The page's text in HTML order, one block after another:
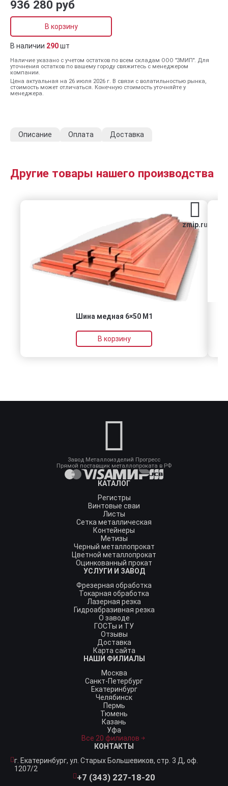
936 280 руб
В корзину
В наличии 290шт
Наличие указано с учетом остатков по всем складам ООО "ЗМИП". Для
уточнения остатков по вашему городу свяжитесь с менеджером
компании.
Цена актуальная на 26 июля 2026 г. В связи с волатильностью рынка,
стоимость может отличаться. Конечную стоимость уточняйте у
менеджера.
Описание Оплата Доставка
Другие товары нашего производства
zmip.ru
Шина медная 6×50 М1
В корзину
Завод Металлоизделий Прогресс
Прямой поставщик металлопроката в РФ
КАТАЛОГ
Регистры
Винтовые сваи
Листы
Сетка металлическая
Контейнеры
Метизы
Черный металлопрокат
Цветной металлопрокат
Оцинкованный прокат
УСЛУГИ И ЗАВОД
Фрезерная обработка
Токарная обработка
Лазерная резка
Гидроабразивная резка
О заводе
ГОСТы и ТУ
Отзывы
Доставка
Карта сайта
НАШИ ФИЛИАЛЫ
Москва
Санкт-Петербург
Екатеринбург
Челябинск
Пермь
Тюмень
Казань
Уфа
Все 20 филиалов
КОНТАКТЫ
г. Екатеринбург, ул. Старых Большевиков, стр. 3 Д, оф.
1207/2
+7 (343) 227-18-20